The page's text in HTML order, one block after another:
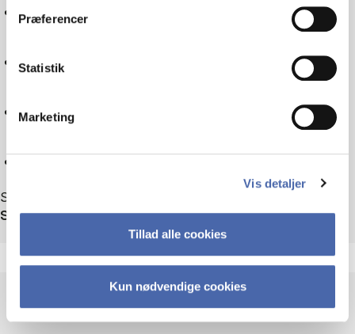
Præferencer
Statistik
Marketing
Vis detaljer
Tillad alle cookies
Kun nødvendige cookies
Sociology
Technology
Reset
Showing 37 out of 37 events
Sort by